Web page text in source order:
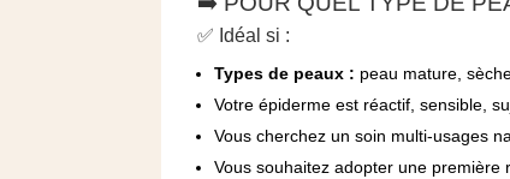
✅ Idéal si :
Types de peaux : peau mature,
Votre épiderme est réactif, sensible,
Vous cherchez un soin multi-usages
Vous souhaitez adopter une